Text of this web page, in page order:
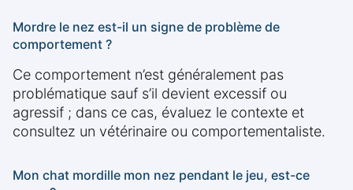
Mordre le nez est-il un signe de problème de
comportement ?
Ce comportement n’est généralement pas
problématique sauf s’il devient excessif ou
agressif ; dans ce cas, évaluez le contexte et
consultez un vétérinaire ou comportementaliste.
Mon chat mordille mon nez pendant le jeu, est-ce